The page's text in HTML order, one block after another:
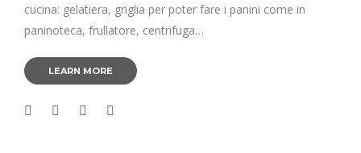
cucina: gelatiera, griglia per poter fare i panini come in
paninoteca, frullatore, centrifuga…
LEARN MORE